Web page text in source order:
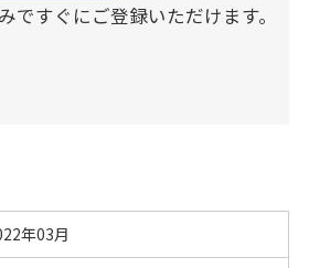
ですぐにご登録いただけます。
年03月